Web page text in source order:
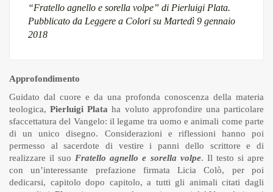
“Fratello agnello e sorella volpe” di Pierluigi Plata.
Pubblicato da Leggere a Colori su Martedì 9 gennaio
2018
Approfondimento
Guidato dal cuore e da una profonda conoscenza della materia
teologica,Pierluigi Plata ha voluto approfondire una particolare
sfaccettatura del Vangelo: il legame tra uomo e animali come parte
di un unico disegno. Considerazioni e riflessioni hanno poi
permesso al sacerdote di vestire i panni dello scrittore e di
realizzare il suo Fratello agnello e sorella volpe. Il testo si apre
con un’interessante prefazione firmata Licia Colò, per poi
dedicarsi, capitolo dopo capitolo, a tutti gli animali citati dagli